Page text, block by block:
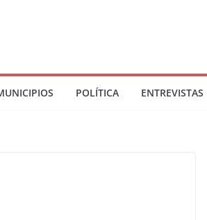
POLÍTICA ENTREVISTAS